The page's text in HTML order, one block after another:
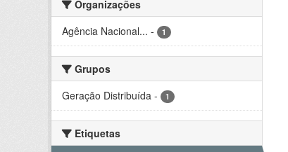
Organizações
Agência Nacional... - 1
Grupos
Geração Distribuída - 1
Etiquetas